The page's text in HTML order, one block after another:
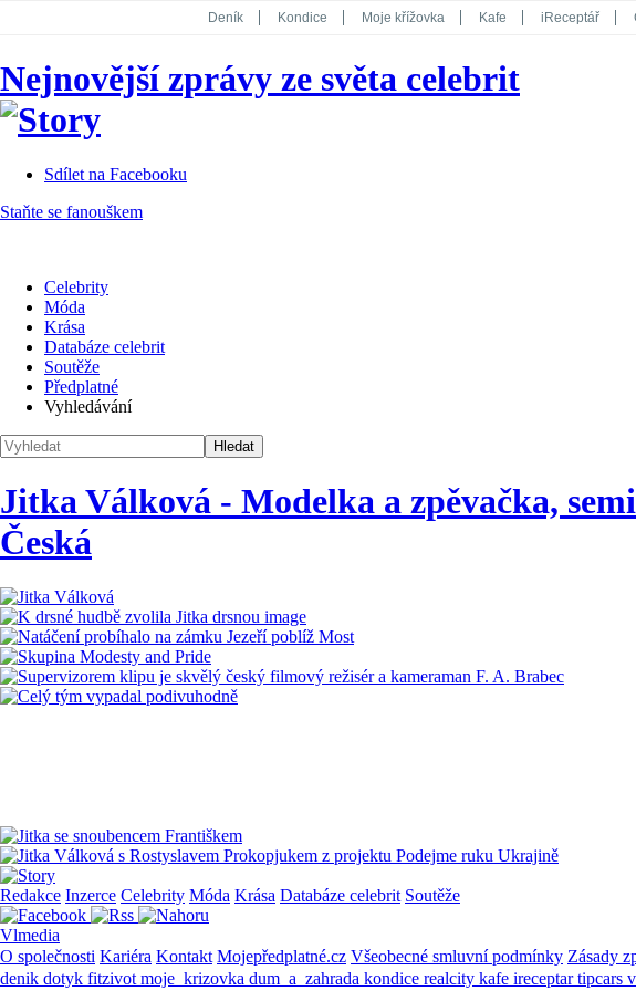
Deník Kondice Moje křížovka Kafe iReceptář
Koktejl
Nejnovější zprávy ze světa celebrit
Sdílet na Facebooku
Staňte se fanouškem
Celebrity
Móda
Krása
Databáze celebrit
Soutěže
Předplatné
Vyhledávání
Jitka Válková - Modelka a zpěvačka,
Česká
Redakce Inzerce Celebrity Móda Krása Databáze celebrit Soutěže
Vlmedia
O společnosti Kariéra Kontakt Mojepředplatné.cz Všeobecné smluvní podmínky Zásady
denik dotyk fitzivot moje_krizovka dum_a_zahrada kondice realcity kafe ireceptartipcars